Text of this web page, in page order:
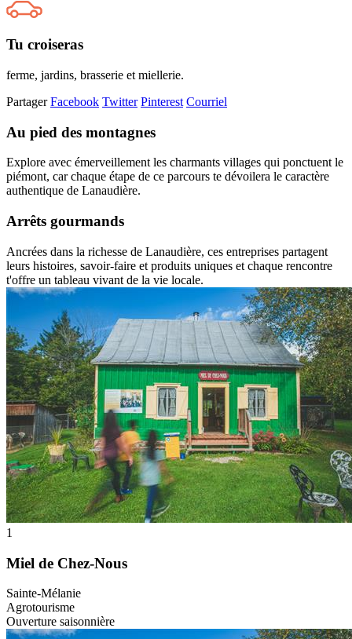
Tu croiseras
ferme, jardins, brasserie et miellerie.
Partager Facebook Twitter Pinterest Courriel
Au pied des montagnes
Explore avec émerveillement les charmants villages qui ponctuent le
piémont, car chaque étape de ce parcours te dévoilera le caractère
authentique de Lanaudière.
Arrêts gourmands
Ancrées dans la richesse de Lanaudière, ces entreprises partagent
leurs histoires, savoir-faire et produits uniques et chaque rencontre
t'offre un tableau vivant de la vie locale.
1
Miel de Chez-Nous
Sainte-Mélanie
Agrotourisme
Ouverture saisonnière